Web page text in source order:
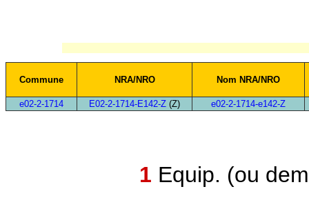
Commune NRA/NRO Nom NRA/NRO
e02-2-1714 E02-2-1714-E142-Z (Z) e02-2-1714-e142-Z
1 Equip. (ou